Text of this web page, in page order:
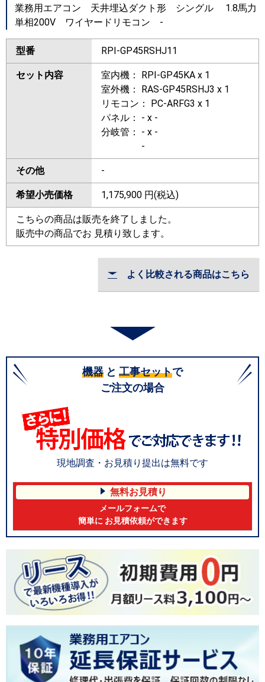
業務用エアコン 天井埋込ダクト形 シングル 1.8馬力
単相200V ワイヤードリモコン -
型番 RPI-GP45RSHJ11
セット内容
室内機： RPI-GP45KA x 1
室外機： RAS-GP45RSHJ3 x 1
リモコン： PC-ARFG3 x 1
パネル： - x -
分岐管： - x -
-
その他 -
希望小売価格 1,175,900 円(税込)
こちらの商品は販売を終了しました。
販売中の商品でお 見積り致します。
よく比較される商品はこちら
機器 と 工事セットで
ご注文の場合
現地調査・お見積り提出は無料です
無料お見積り
メールフォームで
簡単に お見積依頼ができます